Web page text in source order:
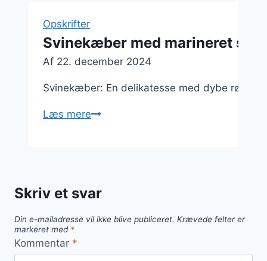
Opskrifter
Svinekæber med marineret
Af 22. december 2024
Svinekæber: En delikatesse med dybe
Læs mereSvinekæber
chili
Skriv et svar
Din e-mailadresse vil ikke blive publiceret. Krævede felter er
markeret med *
Kommentar *